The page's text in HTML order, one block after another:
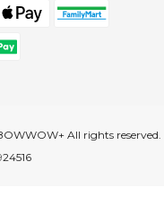
All rights reserved.